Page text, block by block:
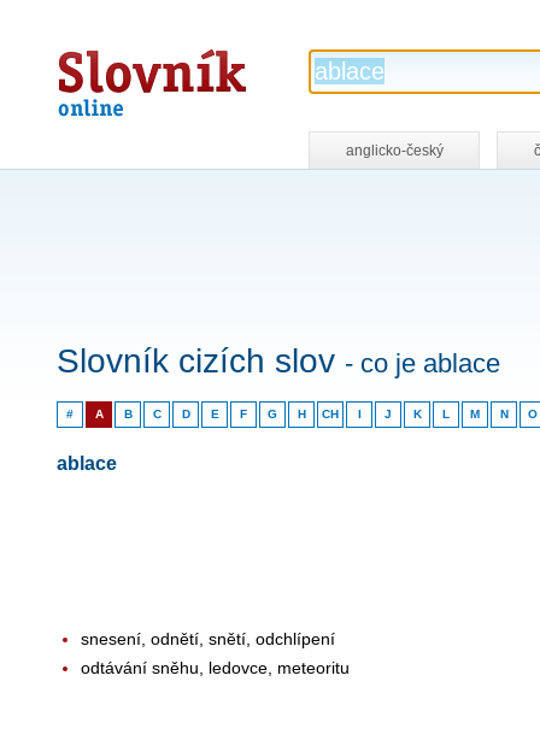
Slovník
online
anglicko-český
Slovník cizích slov - co je ablace
# A B C D E F G H CH I J K L M N O
ablace
snesení, odnětí, snětí, odchlípení
odtávání sněhu, ledovce, meteoritu